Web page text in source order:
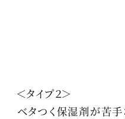
＜タイプ２＞
ベタつく保湿剤が苦